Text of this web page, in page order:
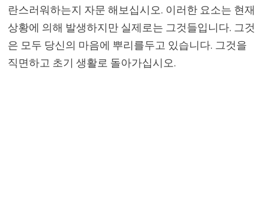
란스러워하는지 자문 해보십시오. 이러한 요소는 현재
상황에 의해 발생하지만 실제로는 그것들입니다. 그것
은 모두 당신의 마음에 뿌리를두고 있습니다. 그것을
직면하고 초기 생활로 돌아가십시오.